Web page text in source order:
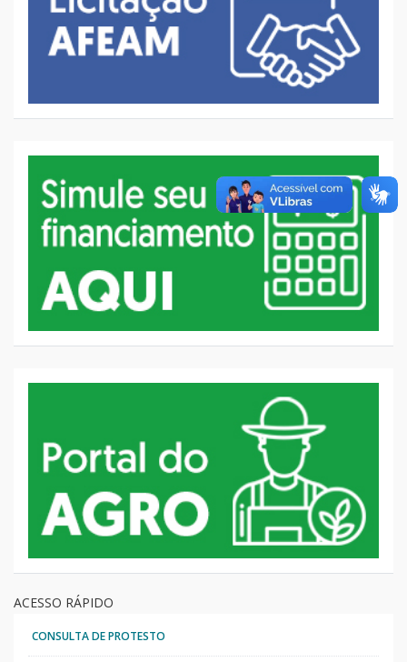
ACESSO RÁPIDO
CONSULTA DE PROTESTO